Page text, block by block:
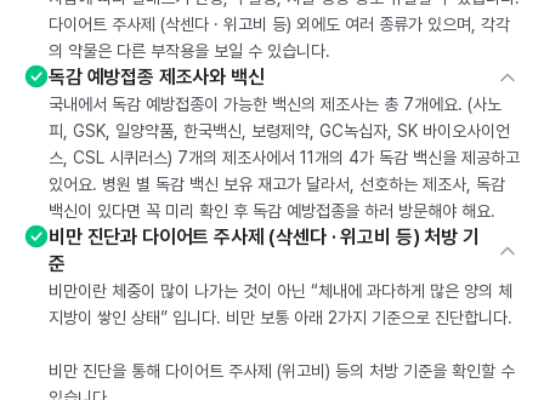
다이어트 주사제 (삭센다 · 위고비 등) 외에도 여러 종류가 있으며, 각각
의 약물은 다른 부작용을 보일 수 있습니다.
독감 예방접종 제조사와 백신
국내에서 독감 예방접종이 가능한 백신의 제조사는 총 7개에요. (사노
피, GSK, 일양약품, 한국백신, 보령제약, GC녹십자, SK 바이오사이언
스, CSL 시퀴러스) 7개의 제조사에서 11개의 4가 독감 백신을 제공하고
있어요. 병원 별 독감 백신 보유 재고가 달라서, 선호하는 제조사, 독감
백신이 있다면 꼭 미리 확인 후 독감 예방접종을 하러 방문해야 해요.
비만 진단과 다이어트 주사제 (삭센다 · 위고비 등) 처방 기
준
비만이란 체중이 많이 나가는 것이 아닌 “체내에 과다하게 많은 양의 체
지방이 쌓인 상태” 입니다. 비만 보통 아래 2가지 기준으로 진단합니다.
비만 진단을 통해 다이어트 주사제 (위고비) 등의 처방 기준을 확인할 수